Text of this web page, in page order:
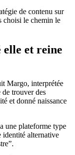
de contenu sur
choisi le chemin le
et reine
Margo, interprétée
trouver des
et donné naissance
une plateforme type
alternative